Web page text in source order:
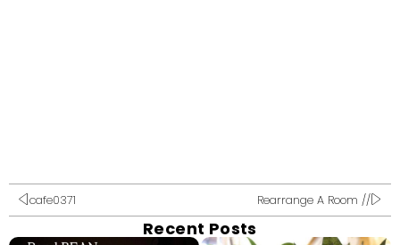
cafe0371 Rearrange A Room //
Recent Posts